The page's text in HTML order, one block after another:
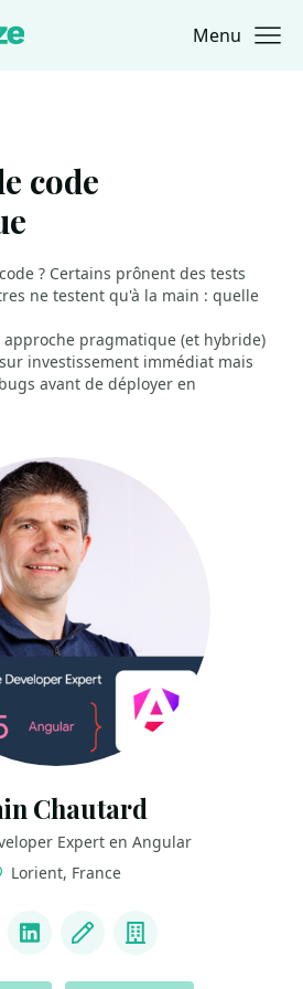
Menu
code
? Certains prônent des tests
ne testent qu'à la main : quelle
pragmatique (et hybride)
investissement immédiat mais
avant de déployer en
Chautard
Expert en Angular
Lorient, France
LinkedInBlog Company